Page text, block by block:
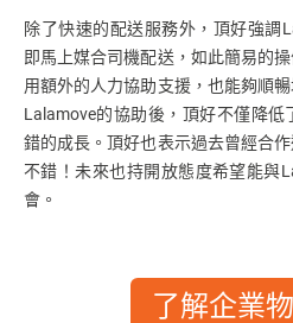
除了快速的配送服務外，頂好強調
即馬上媒合司機配送，如此簡易的
用額外的人力協助支援，也能夠順
Lalamove的協助後，頂好不僅降
錯的成長。頂好也表示過去曾經合
不錯！未來也持開放態度希望能與
會。
了解企業